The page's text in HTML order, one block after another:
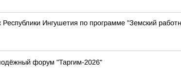
Ингушетия по программе "Земский
форум "Таргим-2026"